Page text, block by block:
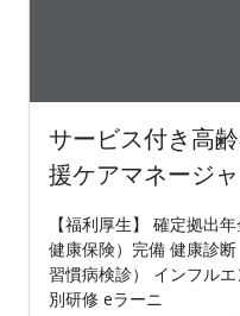
サービス付き高
援ケアマネージ
【福利厚生】 確定拠出
健康保険）完備 健康診
習慣病検診） インフル
別研修 eラーニ